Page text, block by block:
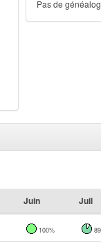
Pas de
Juin Juil
100%